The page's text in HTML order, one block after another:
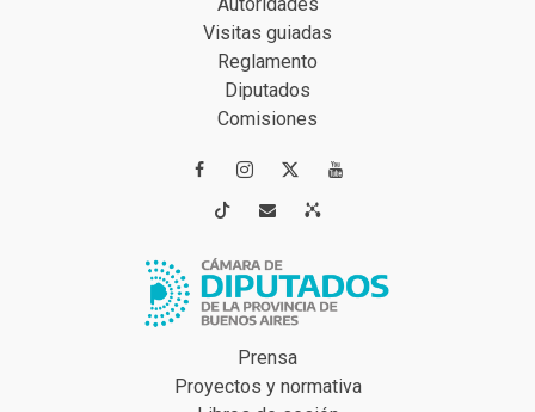
Visitas guiadas
Reglamento
Diputados
Comisiones
 
 
Prensa
Proyectos y normativa